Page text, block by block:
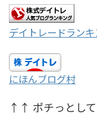
デイトレードラン
にほんブログ村
↑↑ ポチっとして